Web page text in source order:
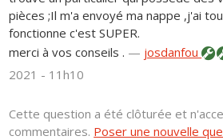
pièces ;Il m'a envoyé ma nappe ,j'ai
fonctionne c'est SUPER.
merci à vos conseils . — josdanfou
2021 - 11h10
Cette question a été clôturée et
commentaires. Poser une nouvelle